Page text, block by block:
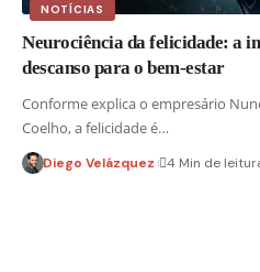
NOTÍCIAS
Neurociência da felicidade: a
descanso para o bem-estar
Conforme explica o empresário
Coelho, a felicidade é…
Diego Velázquez 4 Min de